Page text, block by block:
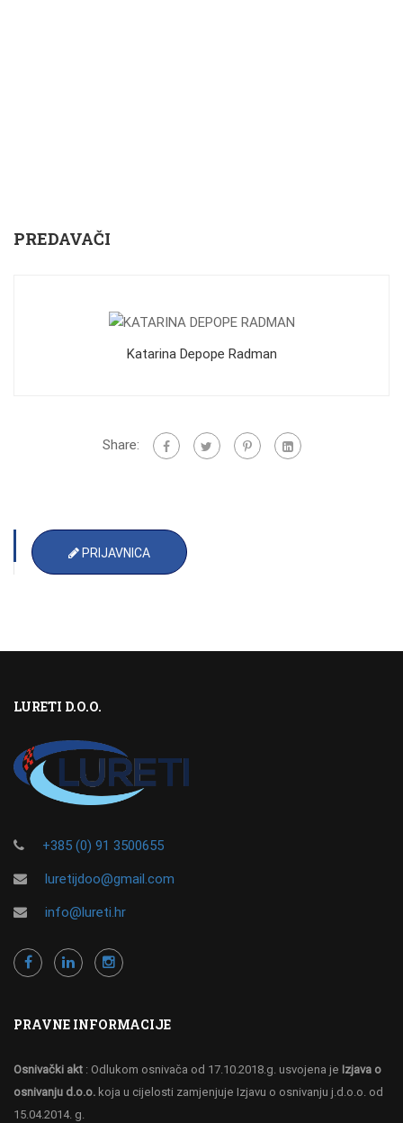
PREDAVAČI
Katarina Depope Radman
Share:
PRIJAVNICA
LURETI D.O.O.
+385 (0) 91 3500655
luretijdoo@gmail.com
info@lureti.hr
PRAVNE INFORMACIJE
Osnivački akt : Odlukom osnivača od 17.10.2018.g. usvojena je Izjava o
osnivanju d.o.o. koja u cijelosti zamjenjuje Izjavu o osnivanju j.d.o.o. od
15.04.2014. g.